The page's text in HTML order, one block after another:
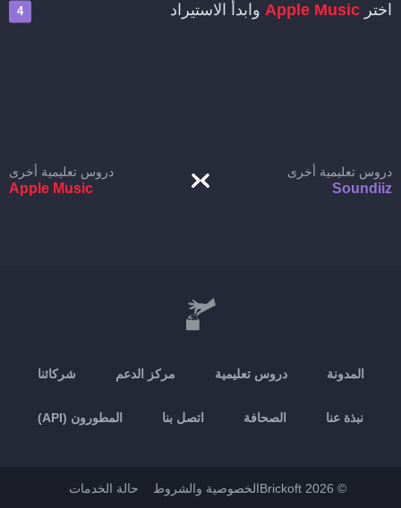
اختر Apple Music وابدأ الاستيراد
دروس تعليمية أخرى
Soundiiz
دروس تعليمية أخرى
Apple Music
المدونة دروس تعليمية مركز الدعم شركائنا
نبذة عنا الصحافة اتصل بنا المطورون (API)
© 2026 Brickoft الخصوصية والشروط حالة الخدمات